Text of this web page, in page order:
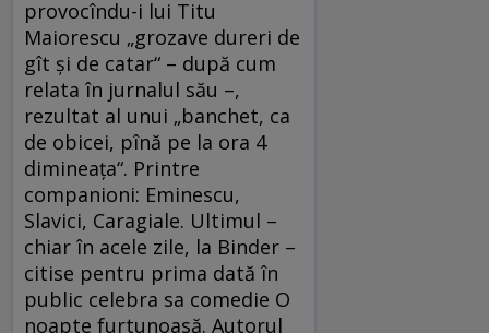
provocîndu-i lui Titu
Maiorescu „grozave dureri de
gît şi de catar“ – după cum
relata în jurnalul său –,
rezultat al unui „banchet, ca
de obicei, pînă pe la ora 4
dimineaţa“. Printre
companioni: Eminescu,
Slavici, Caragiale. Ultimul –
chiar în acele zile, la Binder –
citise pentru prima dată în
public celebra sa comedie O
noapte furtunoasă. Autorul